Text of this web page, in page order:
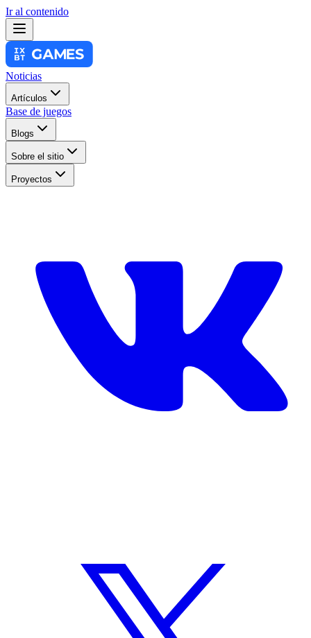
Ir al contenido
Noticias
Artículos
Base de juegos
Blogs
Sobre el sitio
Proyectos